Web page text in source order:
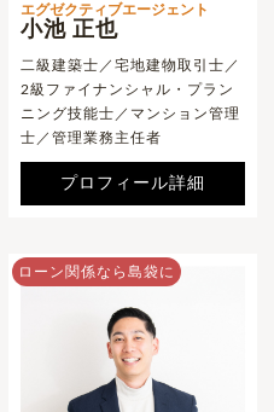
エグゼクティブエージェント
小池 正也
二級建築士／宅地建物取引士／
2級ファイナンシャル・プラン
ニング技能士／マンション管理
士／管理業務主任者
プロフィール詳細
ローン関係なら島袋に